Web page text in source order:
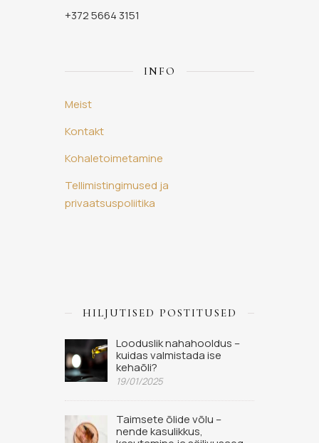
+372 5664 3151
INFO
Meist
Kontakt
Kohaletoimetamine
Tellimistingimused ja
privaatsuspoliitika
HILJUTISED POSTITUSED
Looduslik nahahooldus –
kuidas valmistada ise
kehaõli?
19/01/2025
Taimsete õlide võlu –
nende kasulikkus,